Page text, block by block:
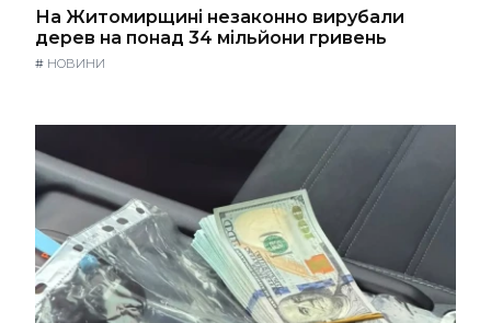
На Житомирщині незаконно вирубали
дерев на понад 34 мільйони гривень
# НОВИНИ